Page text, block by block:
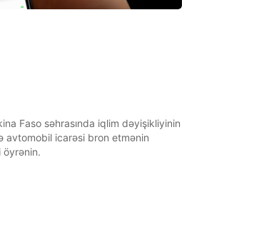
Faso səhrasında iqlim dəyişikliyinin
avtomobil icarəsi bron etmənin
öyrənin.